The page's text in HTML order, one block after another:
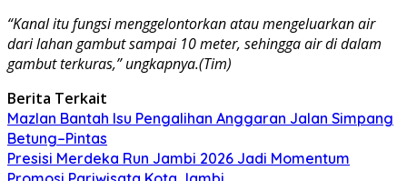
“Kanal itu fungsi menggelontorkan atau mengeluarkan air
dari lahan gambut sampai 10 meter, sehingga air di dalam
gambut terkuras,” ungkapnya.(Tim)
Berita Terkait
Mazlan Bantah Isu Pengalihan Anggaran Jalan Simpang
Betung–Pintas
Presisi Merdeka Run Jambi 2026 Jadi Momentum